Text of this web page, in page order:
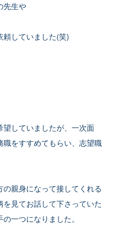
先生や
頼していました(笑)
していましたが、一次面
をすすめてもらい、志望職
親身になって接してくれる
見てお話して下さっていた
一つになりました。